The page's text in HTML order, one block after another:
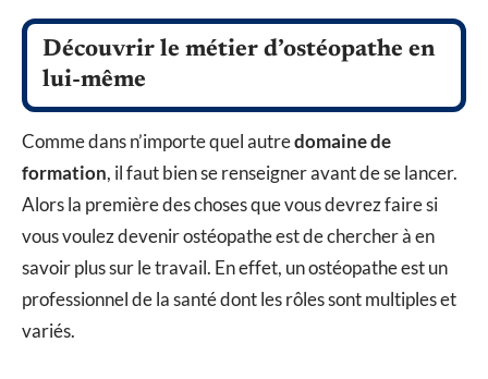
Découvrir le métier d’ostéopathe en
lui-même
Comme dans n’importe quel autredomaine de
formation, il faut bien se renseigner avant de se lancer.
Alors la première des choses que vous devrez faire si
vous voulez devenir ostéopathe est de chercher à en
savoir plus sur le travail. En effet, un ostéopathe est un
professionnel de la santé dont les rôles sont multiples et
variés.